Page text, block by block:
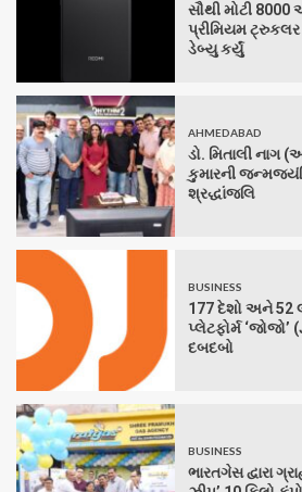
સૌથી મોટી
પ્રીમિયમ
ડેબ્યુ કર્યું
AHMEDABAD
ડો. મિતાલી નાગ
કુમારની
શ્રદ્ધાંજલિ
BUSINESS
177 દેશો અને 52
પ્લેટફોર્મ ‘જોજો’
દબદબો
BUSINESS
ભારતગેસ દ્વારા